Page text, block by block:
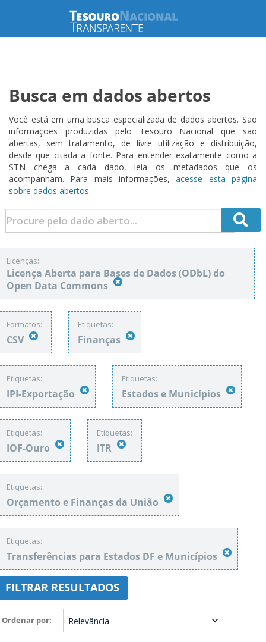
Busca em dados abertos
Você está em uma busca especializada de dados abertos. São
informações produzidas pelo Tesouro Nacional que são
abertas, sem tratamento, de livre utilização e distribuição,
desde que citada a fonte. Para entender exatamente como a
STN chega a cada dado, leia os metadados que os
acompanham. Para mais informações,acesse esta página
sobre dados abertos.
Licenças:
Licença Aberta para Bases de Dados (ODbL) do
Open Data Commons
Formatos:
CSV
Etiquetas:
Finanças
Etiquetas:
IPI-Exportação
Etiquetas:
Estados e Municípios
Etiquetas:
IOF-Ouro
Etiquetas:
ITR
Etiquetas:
Orçamento e Finanças da União
Etiquetas:
Transferências para Estados DF e Municípios
FILTRAR RESULTADOS
Ordenar por